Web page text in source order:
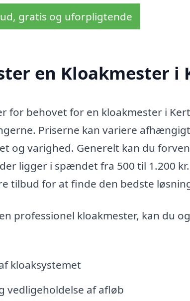
gratis og uforpligtende
en Kloakmester i
for behovet for en kloakmester i
Priserne kan variere
og varighed. Generelt kan du
ligger i spændet fra 500 til 1.200
tilbud for at finde den bedste
professionel kloakmester, kan du
kloaksystemet
vedligeholdelse af afløb